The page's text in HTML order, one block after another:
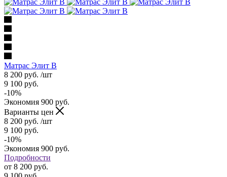
Матрас Элит В
8 200 руб. /шт
9 100 руб.
-10%
Экономия 900 руб.
Варианты цен
8 200 руб. /шт
9 100 руб.
-10%
Экономия 900 руб.
Подробности
от 8 200 руб.